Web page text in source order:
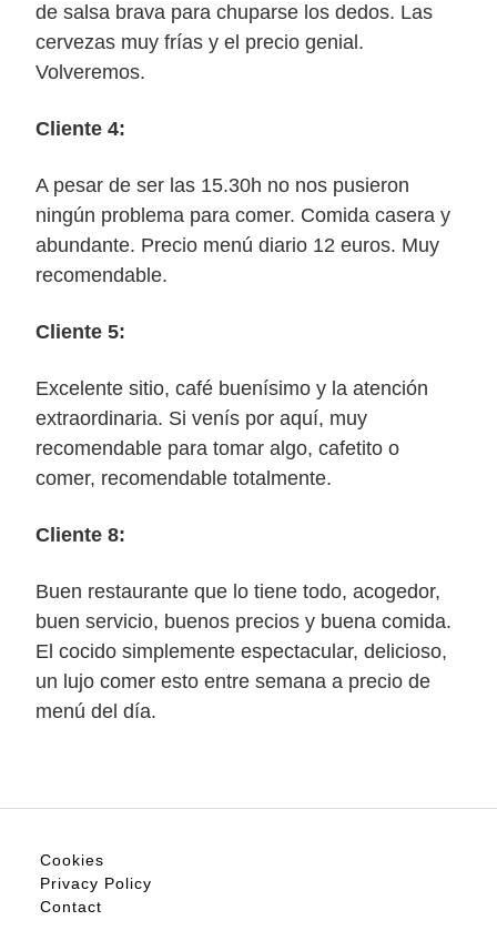
de salsa brava para chuparse los dedos. Las
cervezas muy frías y el precio genial.
Volveremos.
Cliente 4:
A pesar de ser las 15.30h no nos pusieron
ningún problema para comer. Comida casera y
abundante. Precio menú diario 12 euros. Muy
recomendable.
Cliente 5:
Excelente sitio, café buenísimo y la atención
extraordinaria. Si venís por aquí, muy
recomendable para tomar algo, cafetito o
comer, recomendable totalmente.
Cliente 8:
Buen restaurante que lo tiene todo, acogedor,
buen servicio, buenos precios y buena comida.
El cocido simplemente espectacular, delicioso,
un lujo comer esto entre semana a precio de
menú del día.
Cookies
Privacy Policy
Contact